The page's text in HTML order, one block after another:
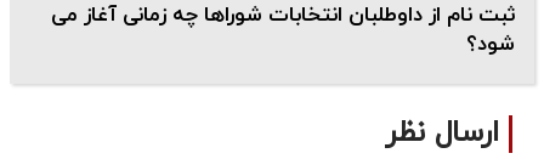
ثبت نام از داوطلبان انتخابات شوراها چه زمانی آغاز می
شود؟
ارسال نظر